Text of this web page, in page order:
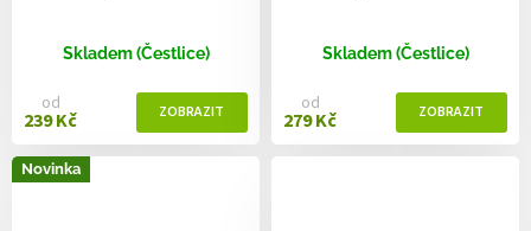
Skladem (Čestlice)
od
239 Kč
Skladem (Čestlice)
od
279 Kč
Novinka